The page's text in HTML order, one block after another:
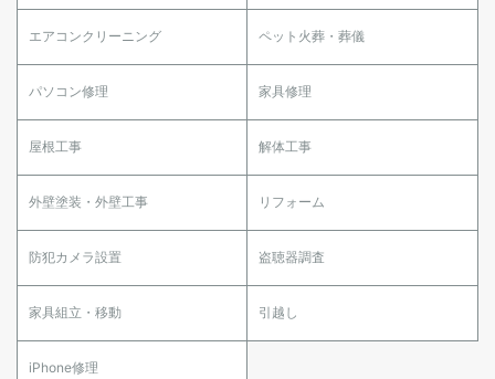
エアコンクリーニング ペット火葬・葬儀
パソコン修理 家具修理
屋根工事 解体工事
外壁塗装・外壁工事 リフォーム
防犯カメラ設置 盗聴器調査
家具組立・移動 引越し
iPhone修理